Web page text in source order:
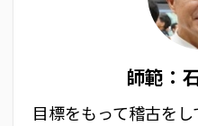
師範：
目標をもって稽古を